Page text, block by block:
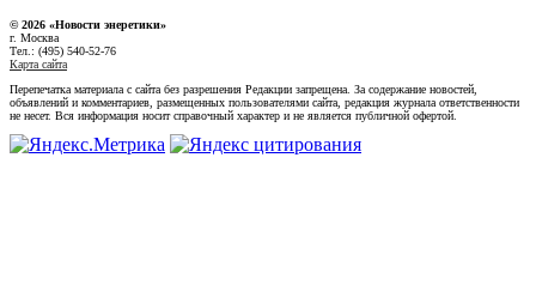
© 2026 «Новости энеретики»
г. Москва
Тел.: (495) 540-52-76
Карта сайта
Перепечатка материала с сайта без разрешения Редакции запрещена. За содержание новостей,
объявлений и комментариев, размещенных пользователями сайта, редакция журнала ответственности
не несет. Вся информация носит справочный характер и не является публичной офертой.